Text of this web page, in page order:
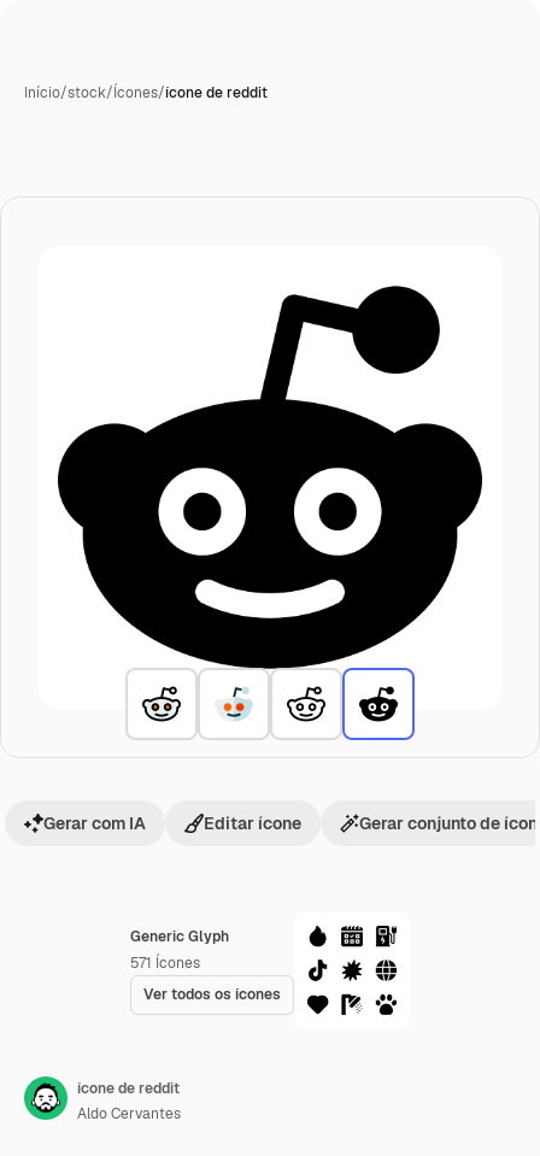
Início/stock/Ícones/ícone de reddit
Generic Glyph
571 Ícones
Ver todos os ícones
Gerar com IA Editar ícone Gerar conjunto de
ícone de reddit
Aldo Cervantes